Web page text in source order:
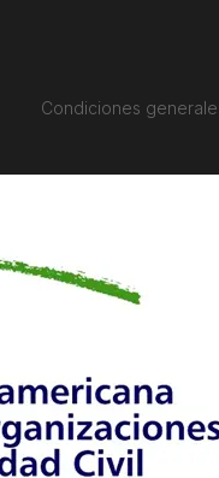
Condiciones